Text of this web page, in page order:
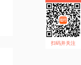
扫码并关注